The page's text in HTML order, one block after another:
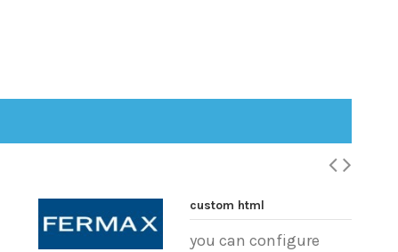
custom html
you can configure